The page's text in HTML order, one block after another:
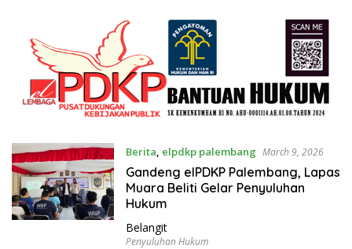
Berita, elpdkp palembang March 9, 2026
Gandeng elPDKP Palembang, Lapas
Muara Beliti Gelar Penyuluhan
Hukum
Belangit
Penyuluhan Hukum